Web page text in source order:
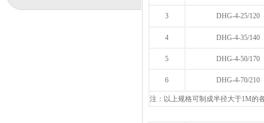
3 DHG-4-25/120
4 DHG-4-35/140
5 DHG-4-50/170
6 DHG-4-70/210
注：以上规格可制成半径大于1M的